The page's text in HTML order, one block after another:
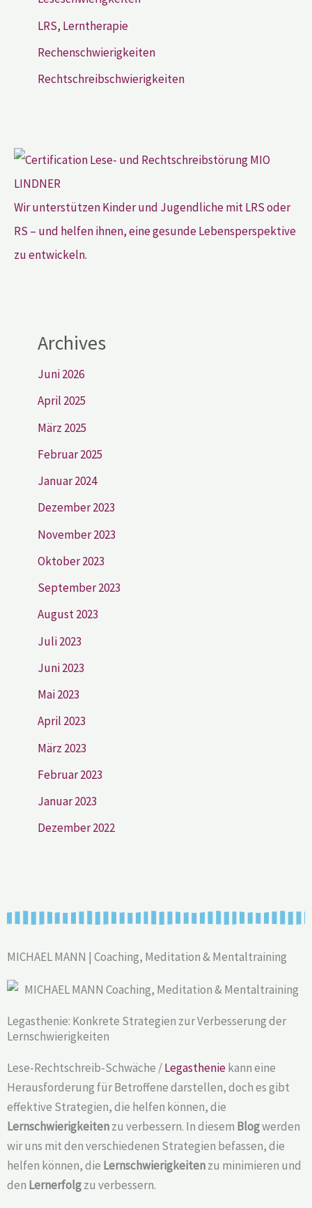
LRS, Lerntherapie
Rechenschwierigkeiten
Rechtschreibschwierigkeiten
Wir unterstützen Kinder und Jugendliche mit LRS oder
RS – und helfen ihnen, eine gesunde Lebensperspektive
zu entwickeln.
Archives
Juni 2026
April 2025
März 2025
Februar 2025
Januar 2024
Dezember 2023
November 2023
Oktober 2023
September 2023
August 2023
Juli 2023
Juni 2023
Mai 2023
April 2023
März 2023
Februar 2023
Januar 2023
Dezember 2022
MICHAEL MANN | Coaching, Meditation & Mentaltraining
Legasthenie: Konkrete Strategien zur Verbesserung der
Lernschwierigkeiten
Lese-Rechtschreib-Schwäche /Legastheniekann eine
Herausforderung für Betroffene darstellen, doch es gibt
effektive Strategien, die helfen können, die
Lernschwierigkeitenzu verbessern. In diesem Blogwerden
wir uns mit den verschiedenen Strategien befassen, die
helfen können, die Lernschwierigkeitenzu minimieren und
den Lernerfolgzu verbessern.